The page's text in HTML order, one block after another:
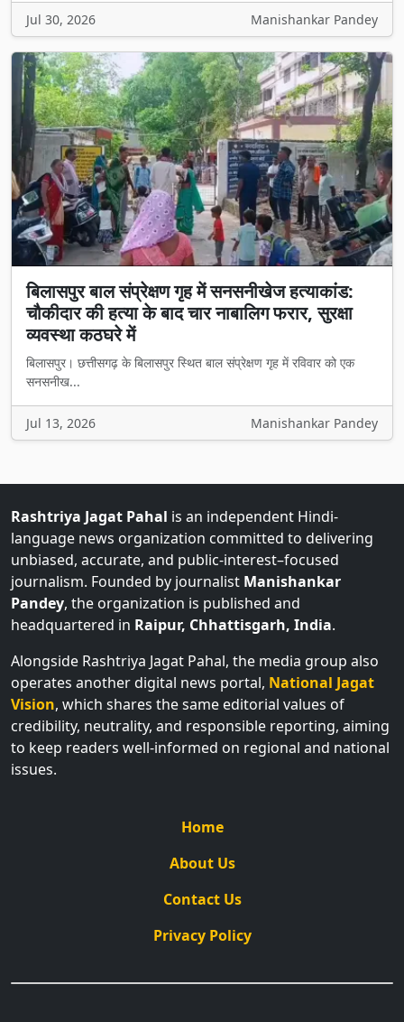
Jul 30, 2026 Manishankar Pandey
बिलासपुर बाल संप्रेक्षण गृह में सनसनीखेज हत्याकांड:
चौकीदार की हत्या के बाद चार नाबालिग फरार, सुरक्षा
व्यवस्था कठघरे में
बिलासपुर। छत्तीसगढ़ के बिलासपुर स्थित बाल संप्रेक्षण गृह में रविवार को एक
सनसनीख...
Jul 13, 2026 Manishankar Pandey
Rashtriya Jagat Pahal is an independent Hindi-
language news organization committed to delivering
unbiased, accurate, and public-interest–focused
journalism. Founded by journalist Manishankar
Pandey, the organization is published and
headquartered in Raipur, Chhattisgarh, India.
Alongside Rashtriya Jagat Pahal, the media group also
operates another digital news portal, National Jagat
Vision, which shares the same editorial values of
credibility, neutrality, and responsible reporting, aiming
to keep readers well-informed on regional and national
issues.
Home
About Us
Contact Us
Privacy Policy